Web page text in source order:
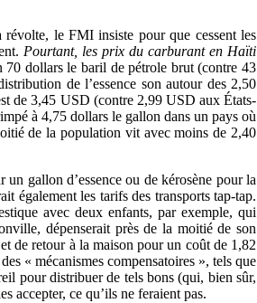
le FMI insiste pour que cessent les
Pourtant, les prix du carburant en Haïti
dollars le baril de pétrole brut (contre 43
de l’essence son autour des 2,50
de 3,45 USD (contre 2,99 USD aux États-
à 4,75 dollars le gallon dans un pays où
de la population vit avec moins de 2,40
un gallon d’essence ou de kérosène pour la
également les tarifs des transports tap-tap.
avec deux enfants, par exemple, qui
dépenserait près de la moitié de son
de retour à la maison pour un coût de 1,82
« mécanismes compensatoires », tels que
pour distribuer de tels bons (qui, bien sûr,
accepter, ce qu’ils ne feraient pas.